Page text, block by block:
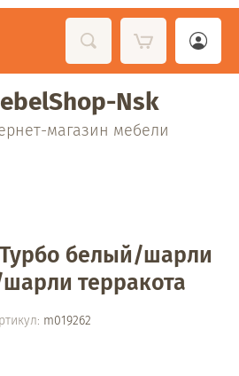
Nsk
магазин мебели
белый/шарли
терракота
m019262